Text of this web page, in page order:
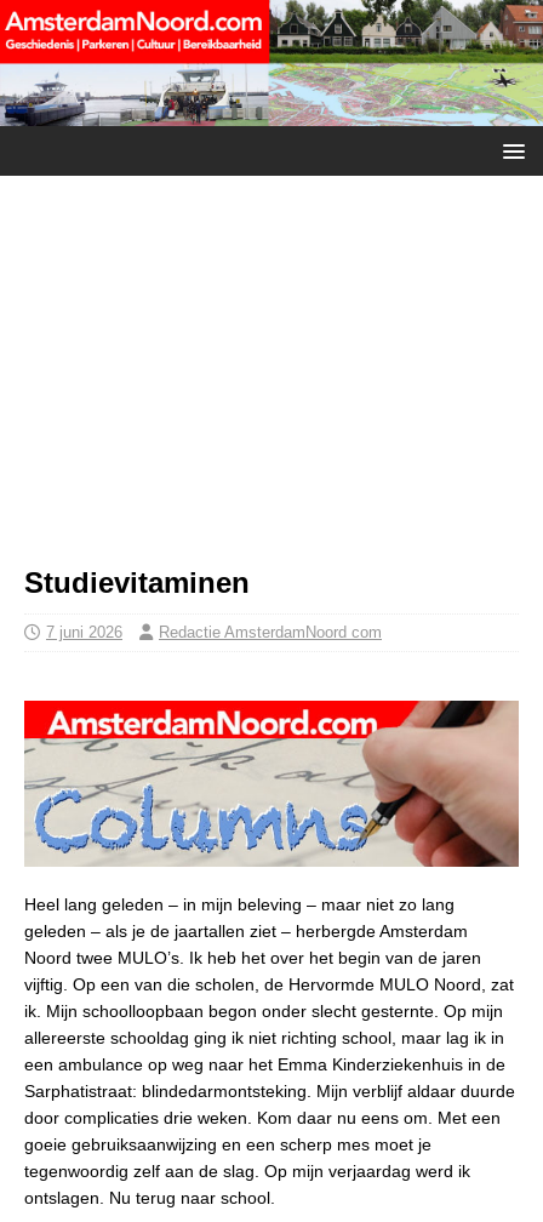
Studievitaminen
7 juni 2026 Redactie AmsterdamNoord com
Heel lang geleden – in mijn beleving – maar niet zo lang
geleden – als je de jaartallen ziet – herbergde Amsterdam
Noord twee MULO’s. Ik heb het over het begin van de jaren
vijftig. Op een van die scholen, de Hervormde MULO Noord, zat
ik. Mijn schoolloopbaan begon onder slecht gesternte. Op mijn
allereerste schooldag ging ik niet richting school, maar lag ik in
een ambulance op weg naar het Emma Kinderziekenhuis in de
Sarphatistraat: blindedarmontsteking. Mijn verblijf aldaar duurde
door complicaties drie weken. Kom daar nu eens om. Met een
goeie gebruiksaanwijzing en een scherp mes moet je
tegenwoordig zelf aan de slag. Op mijn verjaardag werd ik
ontslagen. Nu terug naar school.